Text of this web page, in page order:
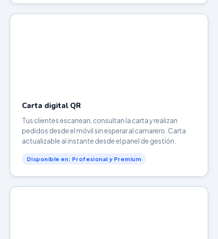
Carta digital QR
Tus clientes escanean, consultan la carta y realizan
pedidos desde el móvil sin esperar al camarero. Carta
actualizable al instante desde el panel de gestión.
Disponible en: Profesional y Premium